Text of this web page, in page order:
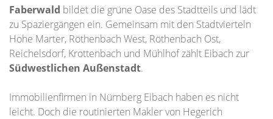
Faberwald bildet die grüne Oase des Stadtteils und lädt
zu Spaziergängen ein. Gemeinsam mit den Stadtvierteln
Hohe Marter, Röthenbach West, Röthenbach Ost,
Reichelsdorf, Krottenbach und Mühlhof zählt Eibach zur
Südwestlichen Außenstadt.
Immobilienfirmen in Nürnberg Eibach haben es nicht
leicht. Doch die routinierten Makler von Hegerich